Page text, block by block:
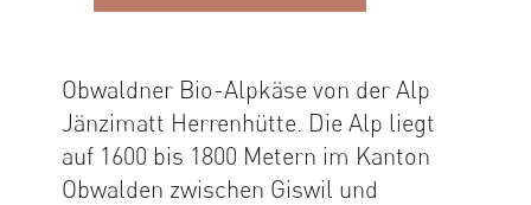
Obwaldner Bio-Alpkäse von der Alp
Jänzimatt Herrenhütte. Die Alp liegt
auf 1600 bis 1800 Metern im Kanton
Obwalden zwischen Giswil und